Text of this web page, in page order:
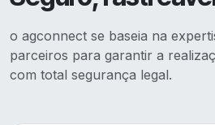
o agconnect se baseia na
parceiros para garantir a
com total segurança legal.